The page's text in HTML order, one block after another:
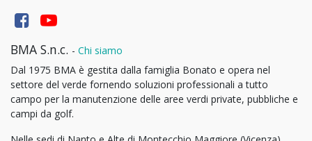
BMA S.n.c. - Chi siamo
Dal 1975 BMA è gestita dalla famiglia Bonato e opera nel
settore del verde fornendo soluzioni professionali a tutto
campo per la manutenzione delle aree verdi private, pubbliche e
campi da golf.